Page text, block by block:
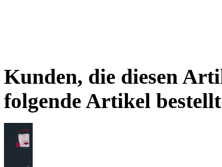
Kunden, die diesen
folgende Artikel